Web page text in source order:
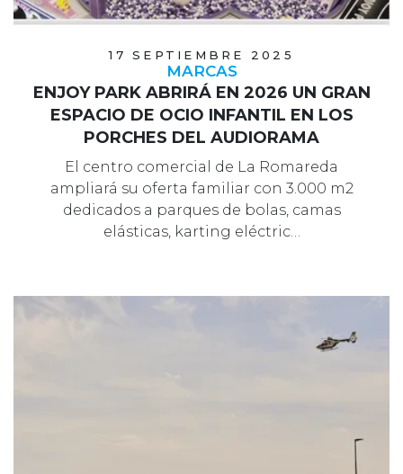
17 SEPTIEMBRE 2025
MARCAS
ENJOY PARK ABRIRÁ EN 2026 UN GRAN
ESPACIO DE OCIO INFANTIL EN LOS
PORCHES DEL AUDIORAMA
El centro comercial de La Romareda
ampliará su oferta familiar con 3.000 m2
dedicados a parques de bolas, camas
elásticas, karting eléctric…